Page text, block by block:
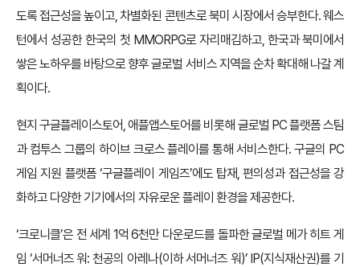
도록 접근성을 높이고, 차별화된 콘텐츠로 북미 시장에서 승부한다. 웨스
턴에서 성공한 한국의 첫 MMORPG로 자리매김하고, 한국과 북미에서
쌓은 노하우를 바탕으로 향후 글로벌 서비스 지역을 순차 확대해 나갈 계
획이다.
현지 구글플레이스토어, 애플앱스토어를 비롯해 글로벌 PC 플랫폼 스팀
과 컴투스 그룹의 하이브 크로스 플레이를 통해 서비스한다. 구글의 PC
게임 지원 플랫폼 ‘구글플레이 게임즈’에도 탑재, 편의성과 접근성을 강
화하고 다양한 기기에서의 자유로운 플레이 환경을 제공한다.
‘크로니클’은 전 세계 1억 6천만 다운로드를 돌파한 글로벌 메가 히트 게
임 ‘서머너즈 워: 천공의 아레나(이하 서머너즈 워)’ IP(지식재산권)를 기